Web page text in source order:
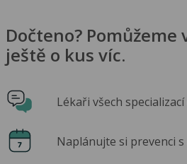
Dočteno? Pomůžeme
ještě o kus víc.
Lékaři všech
Naplánujte si prevenci